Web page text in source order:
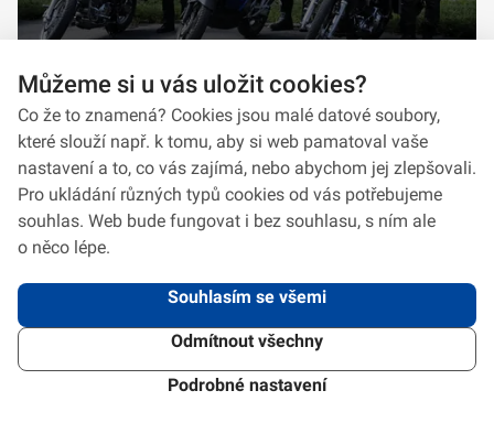
2026 © VeV-VA Vyškov • Informace jsou poskytovány v souladu se zákonem
Design Systém 4.6.3
Můžeme si u vás uložit cookies?
Co že to znamená? Cookies jsou malé datové soubory,
které slouží např. k tomu, aby si web pamatoval vaše
nastavení a to, co vás zajímá, nebo abychom jej zlepšovali.
Pro ukládání různých typů cookies od vás potřebujeme
souhlas. Web bude fungovat i bez souhlasu, s ním ale
o něco lépe.
Souhlasím se všemi
Odmítnout všechny
Podrobné nastavení